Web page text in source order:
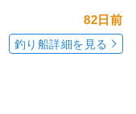
82日前
釣り船詳細を見る